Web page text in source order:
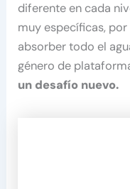
diferente en cada
muy específicas,
absorber todo el
género de
un desafío nuevo.